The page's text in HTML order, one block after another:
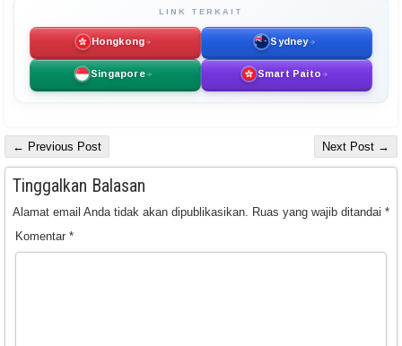
LINK TERKAIT
Hongkong Sydney
Singapore Smart Paito
← Previous Post Next Post →
Tinggalkan Balasan
Alamat email Anda tidak akan dipublikasikan. Ruas yang wajib ditandai *
Komentar *